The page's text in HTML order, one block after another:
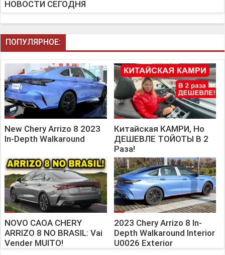
НОВОСТИ СЕГОДНЯ
ПОПУЛЯРНОЕ:
New Chery Arrizo 8 2023
In-Depth Walkaround
Китайская КАМРИ, Но
ДЕШЕВЛЕ ТОЙОТЫ В 2
Раза!
NOVO CAOA CHERY
ARRIZO 8 NO BRASIL: Vai
Vender MUITO!
2023 Chery Arrizo 8 In-
Depth Walkaround Interior
U0026 Exterior